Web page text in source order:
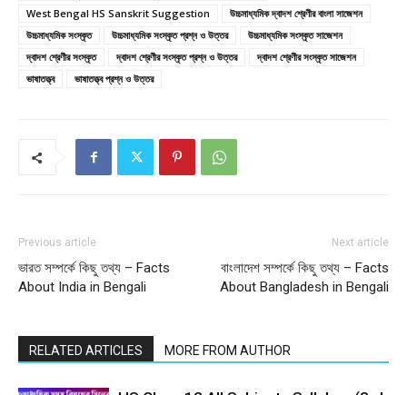
West Bengal HS Sanskrit Suggestion
উচ্চমাধ্যমিক দ্বাদশ শ্রেণীর বাংলা সাজেশন
উচ্চমাধ্যমিক সংস্কৃত
উচ্চমাধ্যমিক সংস্কৃত প্রশ্ন ও উত্তর
উচ্চমাধ্যমিক সংস্কৃত সাজেশন
দ্বাদশ শ্রেণীর সংস্কৃত
দ্বাদশ শ্রেণীর সংস্কৃত প্রশ্ন ও উত্তর
দ্বাদশ শ্রেণীর সংস্কৃত সাজেশন
ভাষাতত্ত্ব
ভাষাতত্ত্ব প্রশ্ন ও উত্তর
Previous article
ভারত সম্পর্কে কিছু তথ্য – Facts
About India in Bengali
Next article
বাংলাদেশ সম্পর্কে কিছু তথ্য – Facts
About Bangladesh in Bengali
RELATED ARTICLES MORE FROM AUTHOR